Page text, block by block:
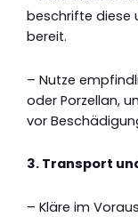
beschrifte diese
bereit.
– Nutze
oder Porzellan,
vor
3. Transport
– Kläre im